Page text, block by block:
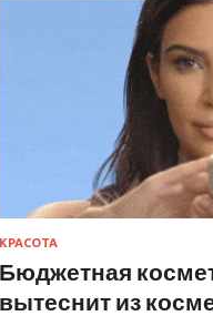
КРАСОТА
Бюджетная
вытеснит из